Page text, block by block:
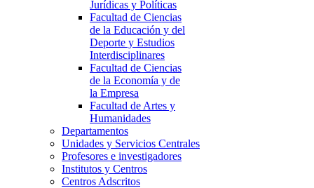
Jurídicas y Políticas
Facultad de Ciencias
de la Educación y del
Deporte y Estudios
Interdisciplinares
Facultad de Ciencias
de la Economía y de
la Empresa
Facultad de Artes y
Humanidades
Departamentos
Unidades y Servicios Centrales
Profesores e investigadores
Institutos y Centros
Centros Adscritos